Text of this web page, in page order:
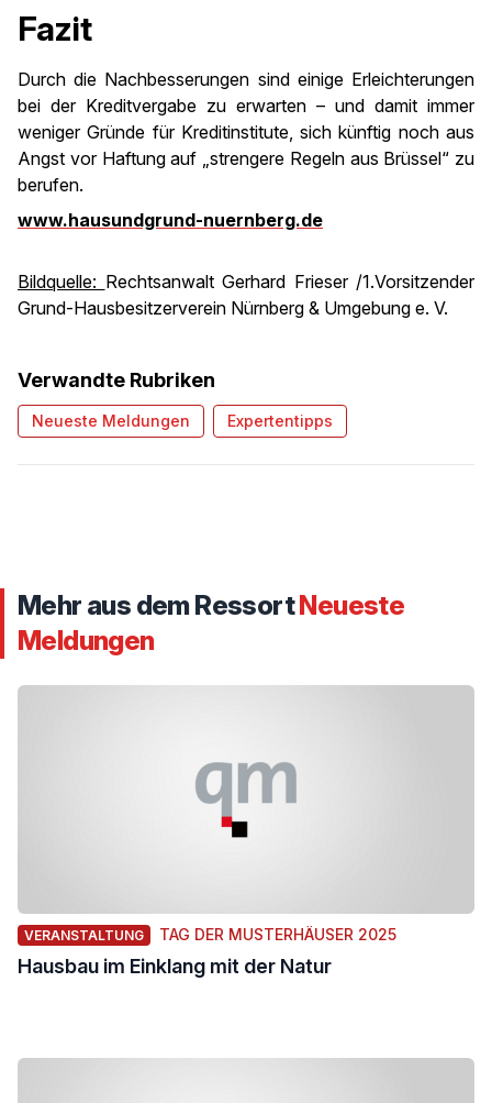
Fazit
Durch die Nachbesserungen sind einige Erleichterungen
bei der Kreditvergabe zu erwarten – und damit immer
weniger Gründe für Kreditinstitute, sich künftig noch aus
Angst vor Haftung auf „strengere Regeln aus Brüssel“ zu
berufen.
www.hausundgrund-nuernberg.de
Bildquelle: Rechtsanwalt Gerhard Frieser /1.Vorsitzender
Grund-Hausbesitzerverein Nürnberg & Umgebung e. V.
Verwandte Rubriken
Neueste Meldungen Expertentipps
Mehr aus dem RessortNeueste
Meldungen
VERANSTALTUNG TAG DER MUSTERHÄUSER 2025
Hausbau im Einklang mit der Natur